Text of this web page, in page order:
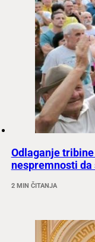
Odlaganje
nespremnosti
2 MIN ČITANJA